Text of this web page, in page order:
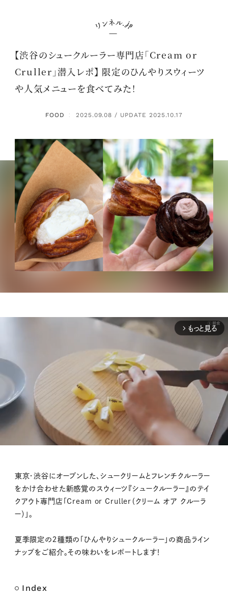
【渋谷のシュークルーラー専門店「Cream or
Cruller」潜入レポ】 限定のひんやりスウィーツ
や人気メニューを食べてみた！
FOOD ： 2025.09.08 / UPDATE 2025.10.17
arrow_forward_ios もっと見る
e
東京・渋谷にオープンした、シュークリームとフレンチクルーラー
をかけ合わせた新感覚のスウィーツ『シュークルーラー』のテイ
クアウト専門店「Cream or Cruller（クリーム オア クルーラ
ー）」。
夏季限定の２種類の「ひんやりシュークルーラー」の商品ライン
ナップをご紹介。その味わいをレポートします！
Index